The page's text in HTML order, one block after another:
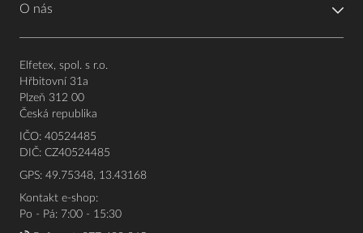
O nás
Elfetex, spol. s r.o.
Hřbitovní 31a
Plzeň 312 00
Česká republika
IČO: 40524485
DIČ: CZ40524485
GPS: 49.75348, 13.43168
Kontakt e-shop:
Po - Pá: 7:00 - 15:30